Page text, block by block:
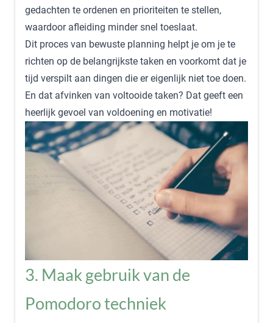
gedachten te ordenen en prioriteiten te stellen,
waardoor afleiding minder snel toeslaat.
Dit proces van bewuste planning helpt je om je te
richten op de belangrijkste taken en voorkomt dat je
tijd verspilt aan dingen die er eigenlijk niet toe doen.
En dat afvinken van voltooide taken? Dat geeft een
heerlijk gevoel van voldoening en motivatie!
3. Maak gebruik van de
Pomodoro techniek